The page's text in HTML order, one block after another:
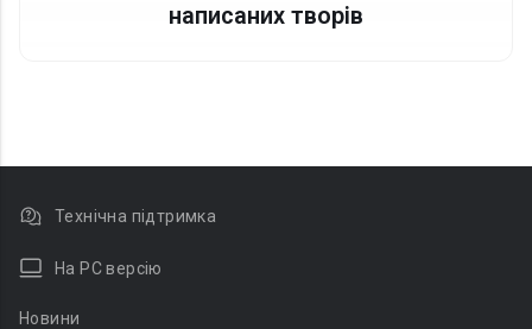
написаних творів
Технічна підтримка
На PC версію
Новини